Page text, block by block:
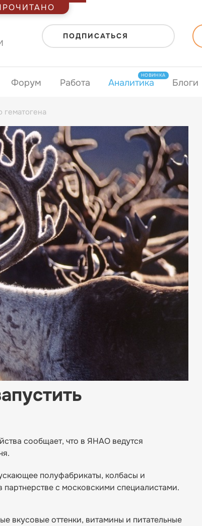
ПОДПИСАТЬСЯ
Форум Работа Аналитика
НОВИНКА
Блоги
гематогена
сообщает, что в ЯНАО ведутся
полуфабрикаты, колбасы и
с московскими специалистами.
вкусовые оттенки, витамины и питательные